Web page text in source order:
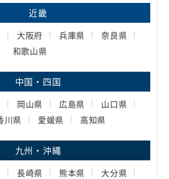
近畿
大阪府 兵庫県
奈良県
和歌山県
中国・四国
岡山県 広島県
山口県
川県 愛媛県 高知県
九州・沖縄
長崎県 熊本県
大分県